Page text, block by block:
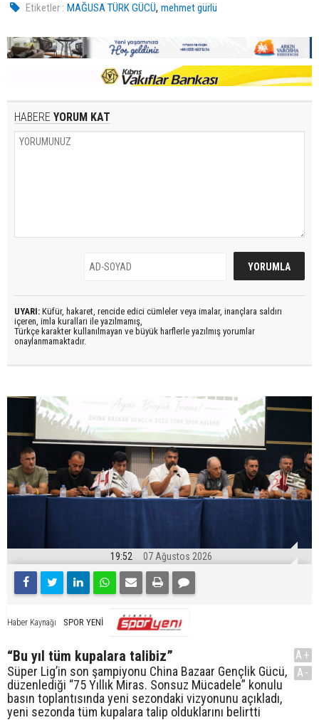
Etiketler : MAĞUSA TÜRK GÜCÜ,mehmet gürlü
HABERE YORUM KAT
UYARI: Küfür, hakaret, rencide edici cümleler veya imalar, inançlara saldırı
içeren, imla kuralları ile yazılmamış,
Türkçe karakter kullanılmayan ve büyük harflerle yazılmış yorumlar
onaylanmamaktadır.
19:52 07 Ağustos 2026
Haber Kaynağı SPOR YENİ
“Bu yıl tüm kupalara talibiz”
Süper Lig’in son şampiyonu China Bazaar Gençlik Gücü,
düzenlediği “75 Yıllık Miras. Sonsuz Mücadele” konulu
basın toplantısında yeni sezondaki vizyonunu açıkladı,
yeni sezonda tüm kupalara talip olduklarını belirtti
A+
A-